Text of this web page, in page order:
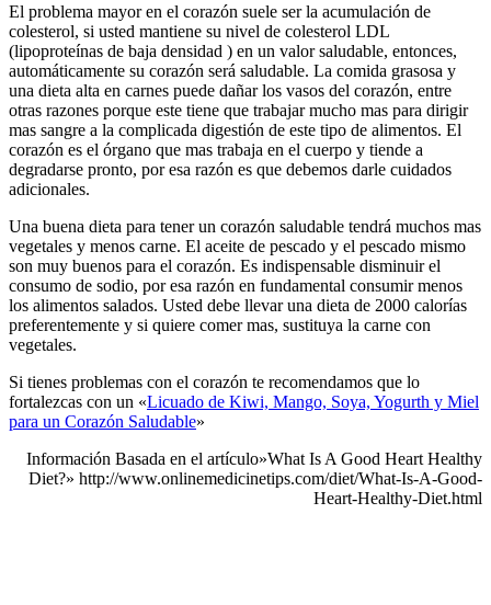
El problema mayor en el corazón suele ser la acumulación de
colesterol, si usted mantiene su nivel de colesterol LDL
(lipoproteínas de baja densidad ) en un valor saludable, entonces,
automáticamente su corazón será saludable. La comida grasosa y
una dieta alta en carnes puede dañar los vasos del corazón, entre
otras razones porque este tiene que trabajar mucho mas para dirigir
mas sangre a la complicada digestión de este tipo de alimentos. El
corazón es el órgano que mas trabaja en el cuerpo y tiende a
degradarse pronto, por esa razón es que debemos darle cuidados
adicionales.
Una buena dieta para tener un corazón saludable tendrá muchos mas
vegetales y menos carne. El aceite de pescado y el pescado mismo
son muy buenos para el corazón. Es indispensable disminuir el
consumo de sodio, por esa razón en fundamental consumir menos
los alimentos salados. Usted debe llevar una dieta de 2000 calorías
preferentemente y si quiere comer mas, sustituya la carne con
vegetales.
Si tienes problemas con el corazón te recomendamos que lo
fortalezcas con un «Licuado de Kiwi, Mango, Soya, Yogurth y Miel
para un Corazón Saludable»
Información Basada en el artículo»What Is A Good Heart Healthy
Diet?» http://www.onlinemedicinetips.com/diet/What-Is-A-Good-
Heart-Healthy-Diet.html